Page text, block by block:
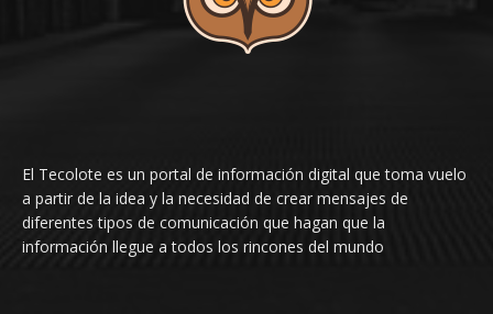
El Tecolote es un portal de información digital que toma vuelo
a partir de la idea y la necesidad de crear mensajes de
diferentes tipos de comunicación que hagan que la
información llegue a todos los rincones del mundo